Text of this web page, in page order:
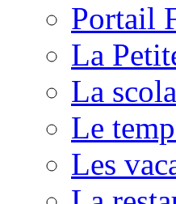
Portail
La
La
Le
Les